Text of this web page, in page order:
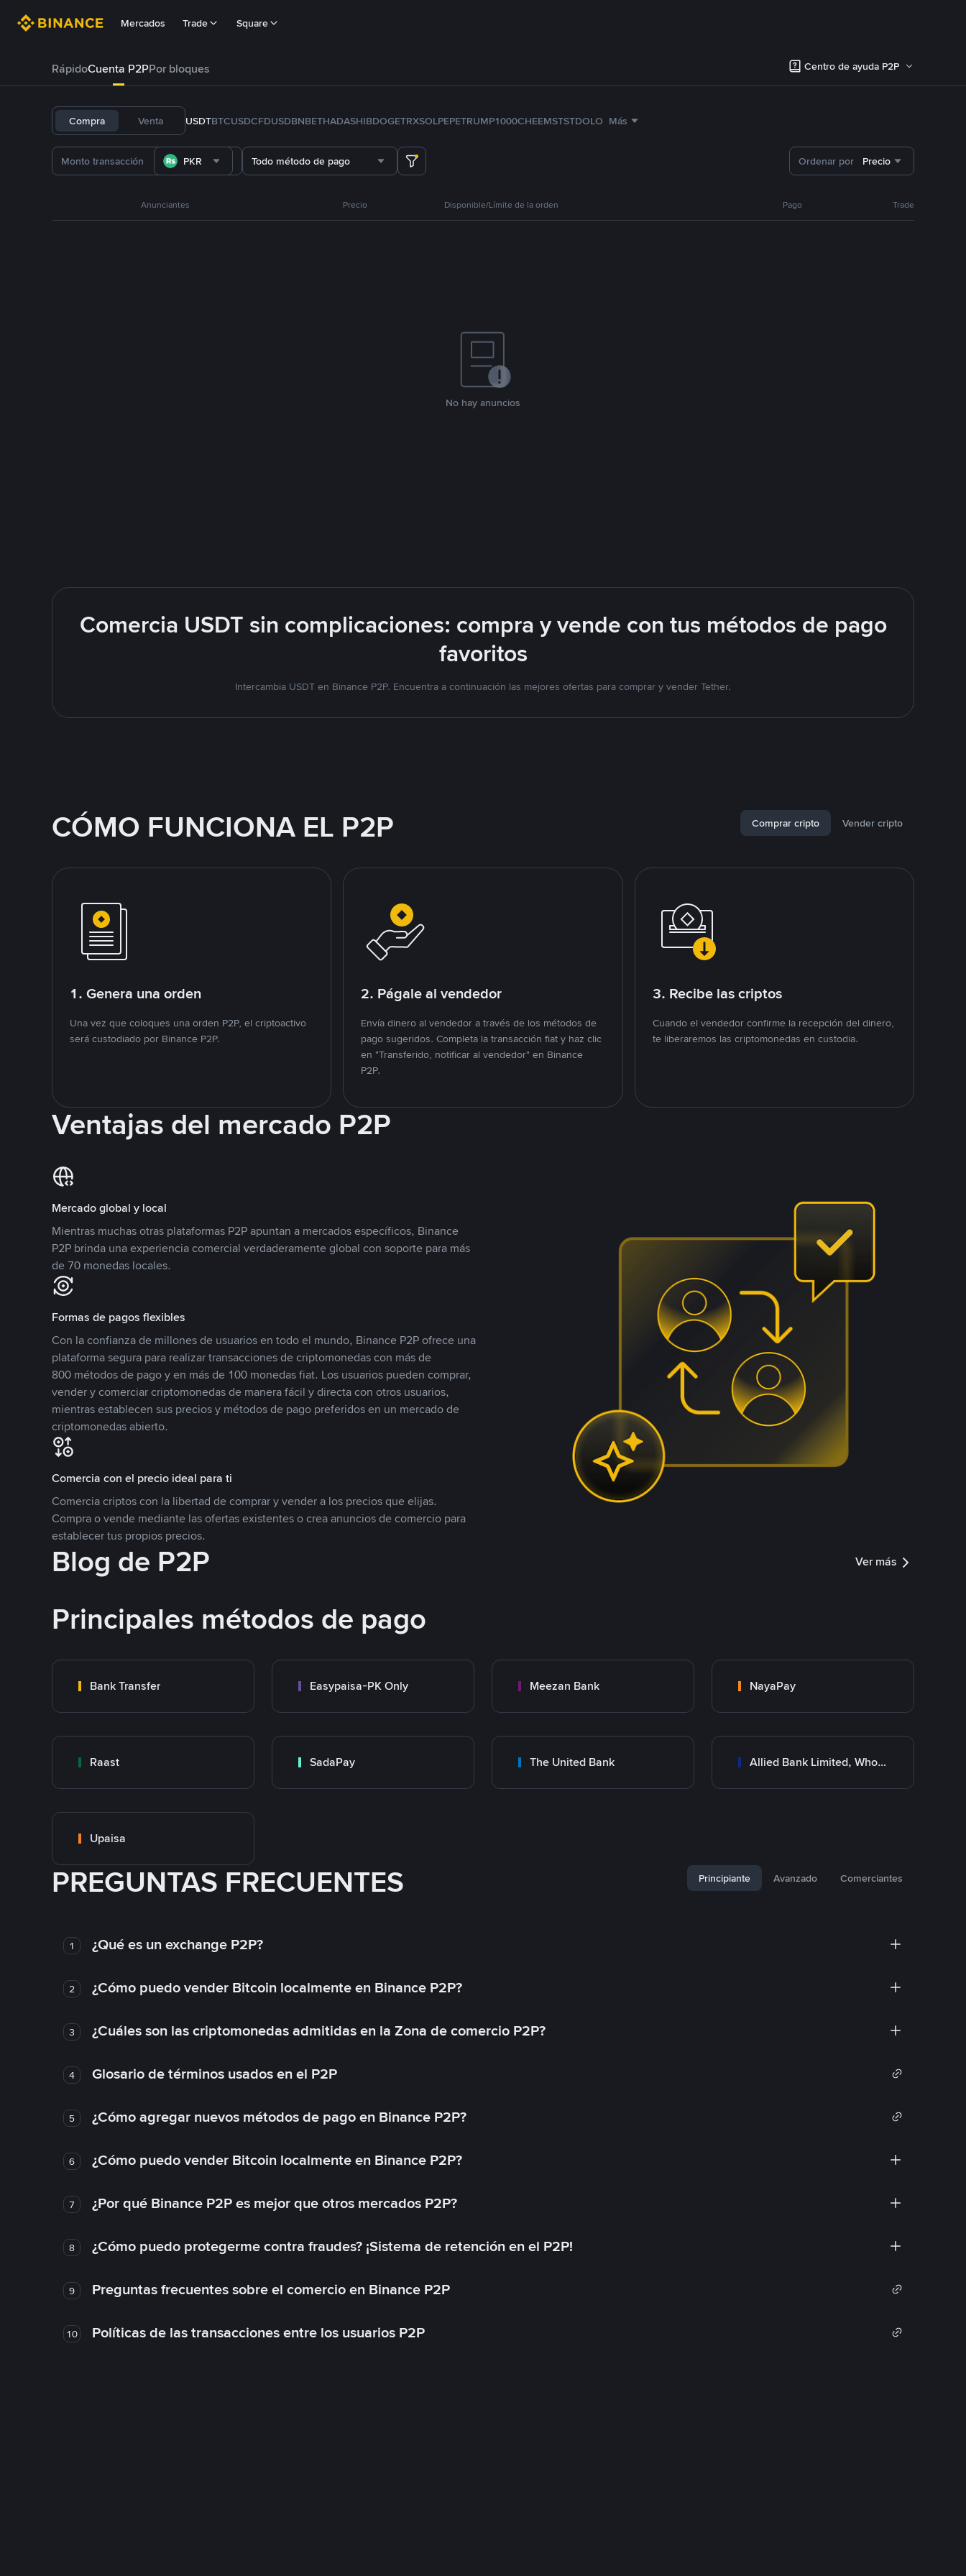
Mercados Trade Square
RápidoCuenta P2PPor bloques Centro de ayuda P2P
Compra Venta USDTBTCUSDCFDUSDBNBETHADASHIBDOGETRXSOLPEPETRUMP1000CHEEMSTSTDOLO Más
PKR Todo método de pago Ordenar por Precio
Anunciantes Precio Disponible/Límite de la orden Pago Trade
No hay anuncios
Comercia USDT sin complicaciones: compra y vende con tus métodos de pago
favoritos
Intercambia USDT en Binance P2P. Encuentra a continuación las mejores ofertas para comprar y vender Tether.
CÓMO FUNCIONA EL P2P Comprar cripto Vender cripto
1. Genera una orden
Una vez que coloques una orden P2P, el criptoactivo
será custodiado por Binance P2P.
2. Págale al vendedor
Envía dinero al vendedor a través de los métodos de
pago sugeridos. Completa la transacción fiat y haz clic
en "Transferido, notificar al vendedor" en Binance
P2P.
3. Recibe las criptos
Cuando el vendedor confirme la recepción del dinero,
te liberaremos las criptomonedas en custodia.
Ventajas del mercado P2P
Mercado global y local
Mientras muchas otras plataformas P2P apuntan a mercados específicos, Binance
P2P brinda una experiencia comercial verdaderamente global con soporte para más
de 70 monedas locales.
Formas de pagos flexibles
Con la confianza de millones de usuarios en todo el mundo, Binance P2P ofrece una
plataforma segura para realizar transacciones de criptomonedas con más de
800 métodos de pago y en más de 100 monedas fiat. Los usuarios pueden comprar,
vender y comerciar criptomonedas de manera fácil y directa con otros usuarios,
mientras establecen sus precios y métodos de pago preferidos en un mercado de
criptomonedas abierto.
Comercia con el precio ideal para ti
Comercia criptos con la libertad de comprar y vender a los precios que elijas.
Compra o vende mediante las ofertas existentes o crea anuncios de comercio para
establecer tus propios precios.
Blog de P2P Ver más
Principales métodos de pago
Bank Transfer Easypaisa-PK Only Meezan Bank NayaPay
Raast SadaPay The United Bank Allied Bank Limited, Wholesale Branch
Upaisa
PREGUNTAS FRECUENTES Principiante Avanzado Comerciantes
1 ¿Qué es un exchange P2P?
2 ¿Cómo puedo vender Bitcoin localmente en Binance P2P?
3 ¿Cuáles son las criptomonedas admitidas en la Zona de comercio P2P?
4 Glosario de términos usados en el P2P
5 ¿Cómo agregar nuevos métodos de pago en Binance P2P?
6 ¿Cómo puedo vender Bitcoin localmente en Binance P2P?
7 ¿Por qué Binance P2P es mejor que otros mercados P2P?
8 ¿Cómo puedo protegerme contra fraudes? ¡Sistema de retención en el P2P!
9 Preguntas frecuentes sobre el comercio en Binance P2P
10 Políticas de las transacciones entre los usuarios P2P